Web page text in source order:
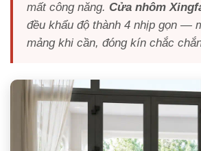
mất công năng. Cửa nhôm
đều khẩu độ thành 4 nhịp gọn —
mảng khi cần, đóng kín chắc